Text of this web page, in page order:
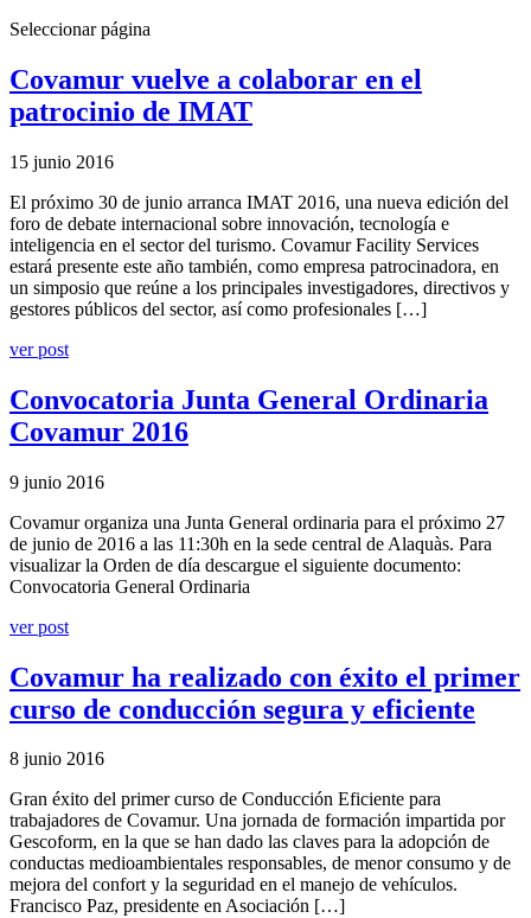
Seleccionar página
Covamur vuelve a colaborar en el
patrocinio de IMAT
15 junio 2016
El próximo 30 de junio arranca IMAT 2016, una nueva edición del
foro de debate internacional sobre innovación, tecnología e
inteligencia en el sector del turismo. Covamur Facility Services
estará presente este año también, como empresa patrocinadora, en
un simposio que reúne a los principales investigadores, directivos y
gestores públicos del sector, así como profesionales […]
ver post
Convocatoria Junta General Ordinaria
Covamur 2016
9 junio 2016
Covamur organiza una Junta General ordinaria para el próximo 27
de junio de 2016 a las 11:30h en la sede central de Alaquàs. Para
visualizar la Orden de día descargue el siguiente documento:
Convocatoria General Ordinaria
ver post
Covamur ha realizado con éxito el primer
curso de conducción segura y eficiente
8 junio 2016
Gran éxito del primer curso de Conducción Eficiente para
trabajadores de Covamur. Una jornada de formación impartida por
Gescoform, en la que se han dado las claves para la adopción de
conductas medioambientales responsables, de menor consumo y de
mejora del confort y la seguridad en el manejo de vehículos.
Francisco Paz, presidente en Asociación […]